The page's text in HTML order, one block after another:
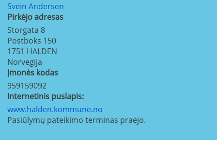
Svein Andersen
Pirkėjo adresas
Storgata 8
Postboks 150
1751 HALDEN
Norvegija
Įmonės kodas
959159092
Internetinis puslapis:
www.halden.kommune.no
Pasiūlymų pateikimo terminas praėjo.